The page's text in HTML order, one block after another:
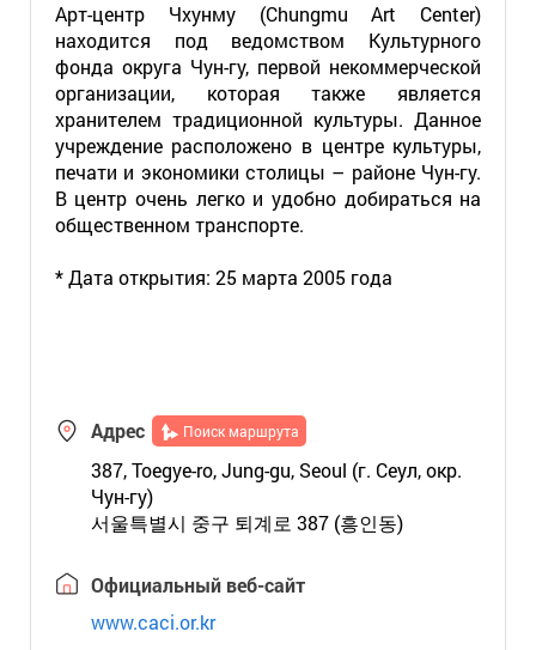
Арт-центр Чхунму (Chungmu Art Center)
находится под ведомством Культурного
фонда округа Чун-гу, первой некоммерческой
организации, которая также является
хранителем традиционной культуры. Данное
учреждение расположено в центре культуры,
печати и экономики столицы – районе Чун-гу.
В центр очень легко и удобно добираться на
общественном транспорте.
* Дата открытия: 25 марта 2005 года
Адрес Поиск маршрута
387, Toegye-ro, Jung-gu, Seoul (г. Сеул, окр.
Чун-гу)
서울특별시 중구 퇴계로 387 (흥인동)
Официальный веб-сайт
www.caci.or.kr